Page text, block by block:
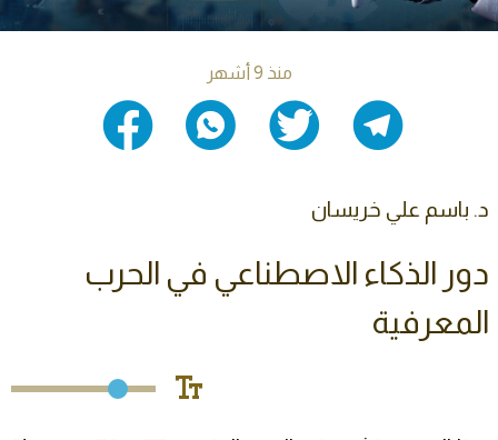
منذ 9 أشهر
د. باسم علي خريسان
دور الذكاء الاصطناعي في الحرب
المعرفية